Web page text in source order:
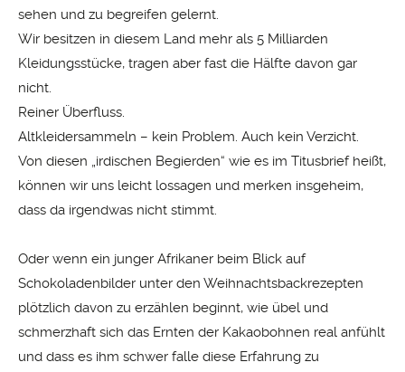
sehen und zu begreifen gelernt.
Wir besitzen in diesem Land mehr als 5 Milliarden
Kleidungsstücke, tragen aber fast die Hälfte davon gar
nicht.
Reiner Überfluss.
Altkleidersammeln – kein Problem. Auch kein Verzicht.
Von diesen „irdischen Begierden“ wie es im Titusbrief heißt,
können wir uns leicht lossagen und merken insgeheim,
dass da irgendwas nicht stimmt.
Oder wenn ein junger Afrikaner beim Blick auf
Schokoladenbilder unter den Weihnachtsbackrezepten
plötzlich davon zu erzählen beginnt, wie übel und
schmerzhaft sich das Ernten der Kakaobohnen real anfühlt
und dass es ihm schwer falle diese Erfahrung zu